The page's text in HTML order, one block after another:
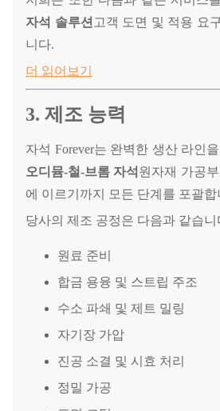
자석 솔루션 고객 도면 및 적용 요
니다.
더 읽어보기
3. 제조 능력
자석 Forever는 완벽한 생산 라인
오디뮴-철-브롬 자석 원자재 가공
에 이르기까지 모든 단계를 포괄합
당사의 제조 공정은 다음과 같습니
원료 준비
합금 용융 및 스트립 주조
수소 파쇄 및 제트 밀링
자기장 가압
진공 소결 및 시효 처리
정밀 가공